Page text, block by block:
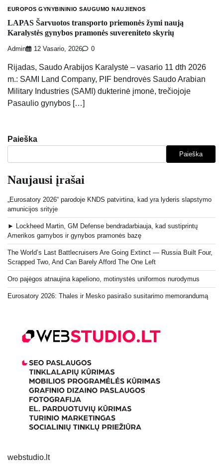
EUROPOS GYNYBININIO SAUGUMO NAUJIENOS
LAPAS Šarvuotos transporto priemonės žymi naują
Karalystės gynybos pramonės suvereniteto skyrių
Admin 12 Vasario, 2026 0
Rijadas, Saudo Arabijos Karalystė – vasario 11 dth 2026
m.: SAMI Land Company, PIF bendrovės Saudo Arabian
Military Industries (SAMI) dukterinė įmonė, trečiojoje
Pasaulio gynybos […]
Paieška
Paieška
Naujausi įrašai
„Eurosatory 2026“ parodoje KNDS patvirtina, kad yra lyderis slapstymo
amunicijos srityje
► Lockheed Martin, GM Defense bendradarbiauja, kad sustiprintų
Amerikos gamybos ir gynybos pramonės bazę
The World’s Last Battlecruisers Are Going Extinct — Russia Built Four,
Scrapped Two, And Can Barely Afford The One Left
Oro pajėgos atnaujina kapeliono, motinystės uniformos nurodymus
Eurosatory 2026: Thales ir Mesko pasirašo susitarimo memorandumą
webstudio.lt